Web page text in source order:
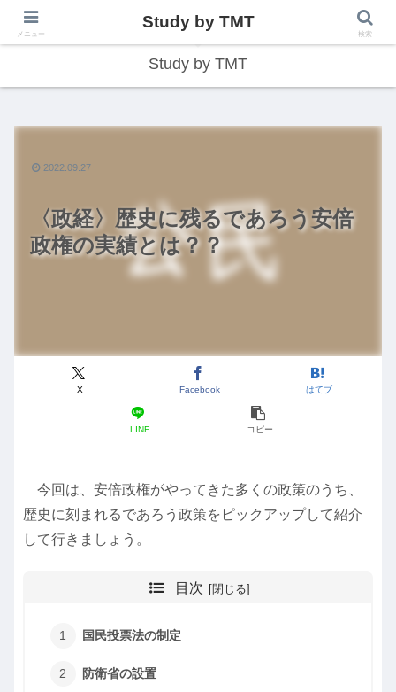
総合型学習サイト
Study by TMT
〈政経〉歴史に残るであろう安倍
政権の実績とは？？
X Facebook はてブ
LINE コピー
2022.09.27
今回は、安倍政権がやってきた多くの政策のうち、
歴史に刻まれるであろう政策をピックアップして紹介
して行きましょう。
目次
国民投票法の制定
防衛省の設置
メニュー
Study by TMT
検索